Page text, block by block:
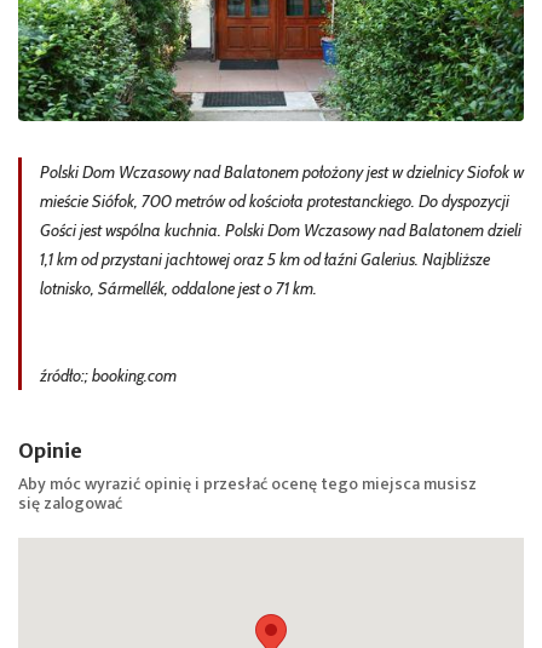
Polski Dom Wczasowy nad Balatonem położony jest w dzielnicy Siofok w
mieście Siófok, 700 metrów od kościoła protestanckiego. Do dyspozycji
Gości jest wspólna kuchnia. Polski Dom Wczasowy nad Balatonem dzieli
1,1 km od przystani jachtowej oraz 5 km od łaźni Galerius. Najbliższe
lotnisko, Sármellék, oddalone jest o 71 km.
źródło:; booking.com
Opinie
Aby móc wyrazić opinię i przesłać ocenę tego miejsca musisz
sięzalogować